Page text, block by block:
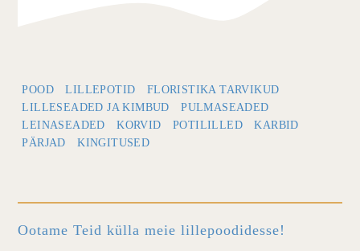
POOD LILLEPOTID
FLORISTIKA TARVIKUD
LILLESEADED JA KIMBUD
PULMASEADED
LEINASEADED
KORVID POTILILLED
KARBID
PÄRJAD
KINGITUSED
Ootame Teid külla meie lillepoodidesse!